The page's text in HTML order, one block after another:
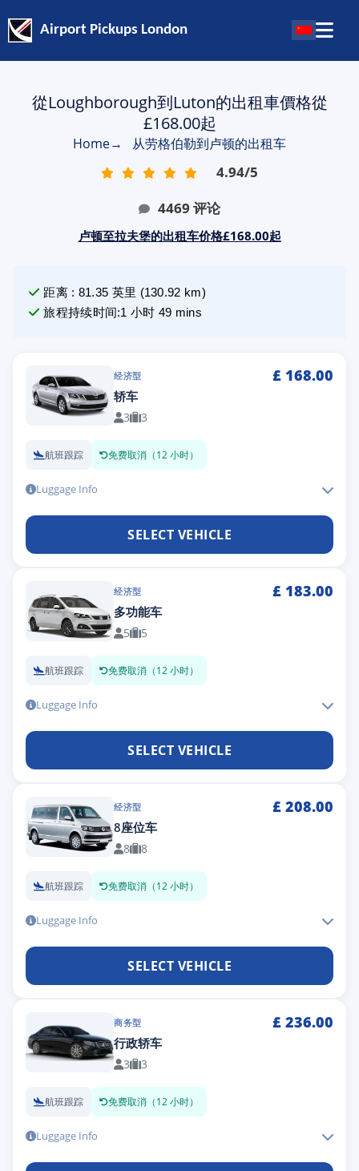
Airport Pickups London
從Loughborough到Luton的出租車價格從
£168.00起
Home→ 从劳格伯勒到卢顿的出租车
4.94/5
4469 评论
卢顿至拉夫堡的出租车价格£168.00起
距离: 81.35 英里 (130.92 km)
旅程持续时间:1 小时 49 mins
经济型 £ 168.00
轿车
3 3
航班跟踪 免费取消（12 小时）
Luggage Info
SELECT VEHICLE
经济型 £ 183.00
多功能车
5 5
航班跟踪 免费取消（12 小时）
Luggage Info
SELECT VEHICLE
经济型 £ 208.00
8座位车
8 8
航班跟踪 免费取消（12 小时）
Luggage Info
SELECT VEHICLE
商务型 £ 236.00
行政轿车
3 3
航班跟踪 免费取消（12 小时）
Luggage Info